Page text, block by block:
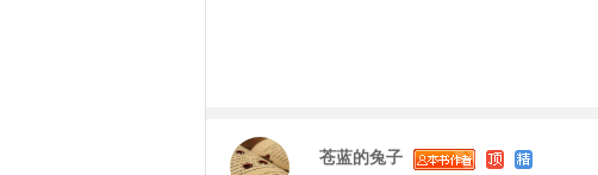
苍蓝的兔子